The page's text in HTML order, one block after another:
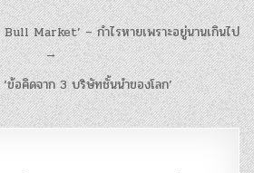
Market’ – กำไรหายเพราะอยู่นานเกินไป
→
อคิดจาก 3 บริษัทชั้นนำของโลก’